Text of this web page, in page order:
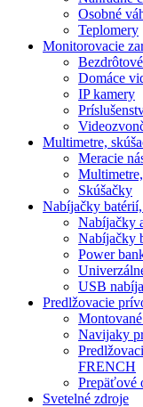
Osobné
Teplomery
Monitorovacie
Domáce
IP kamery
Multimetre,
Meracie
Skúšačky
Nabíjačky
Nabíjačky
Nabíjačky
Power
USB
Predlžovacie
Navijaky
FRENCH
Prepäťové
Svetelné zdroje